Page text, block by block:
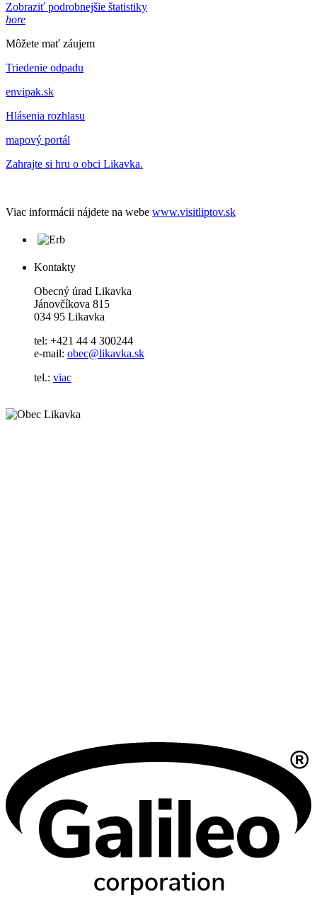
Zobraziť podrobnejšie štatistiky
hore
Môžete mať záujem
Triedenie odpadu
envipak.sk
Hlásenia rozhlasu
mapový portál
Zahrajte si hru o obci Likavka.
Viac informácii nájdete na webe www.visitliptov.sk
Kontakty
Obecný úrad Likavka
Jánovčíkova 815
034 95 Likavka
tel: +421 44 4 300244
e-mail: obec@likavka.sk
tel.: viac